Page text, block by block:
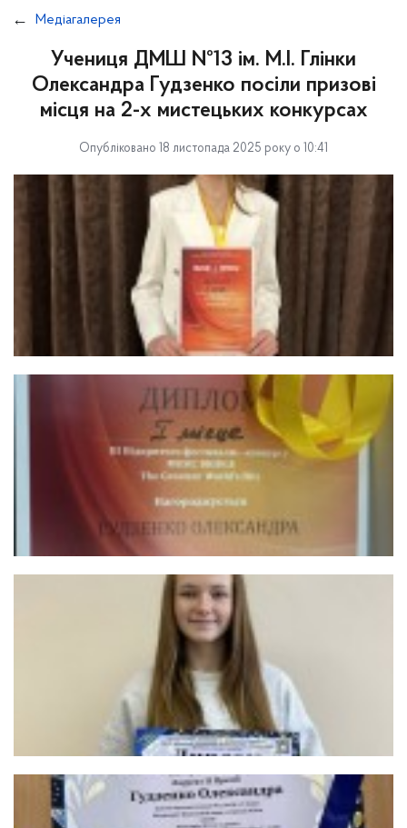
Медіагалерея
Учениця ДМШ №13 ім. М.І. Глінки
Олександра Гудзенко посіли призові
місця на 2-х мистецьких конкурсах
Опубліковано 18 листопада 2025 року о 10:41